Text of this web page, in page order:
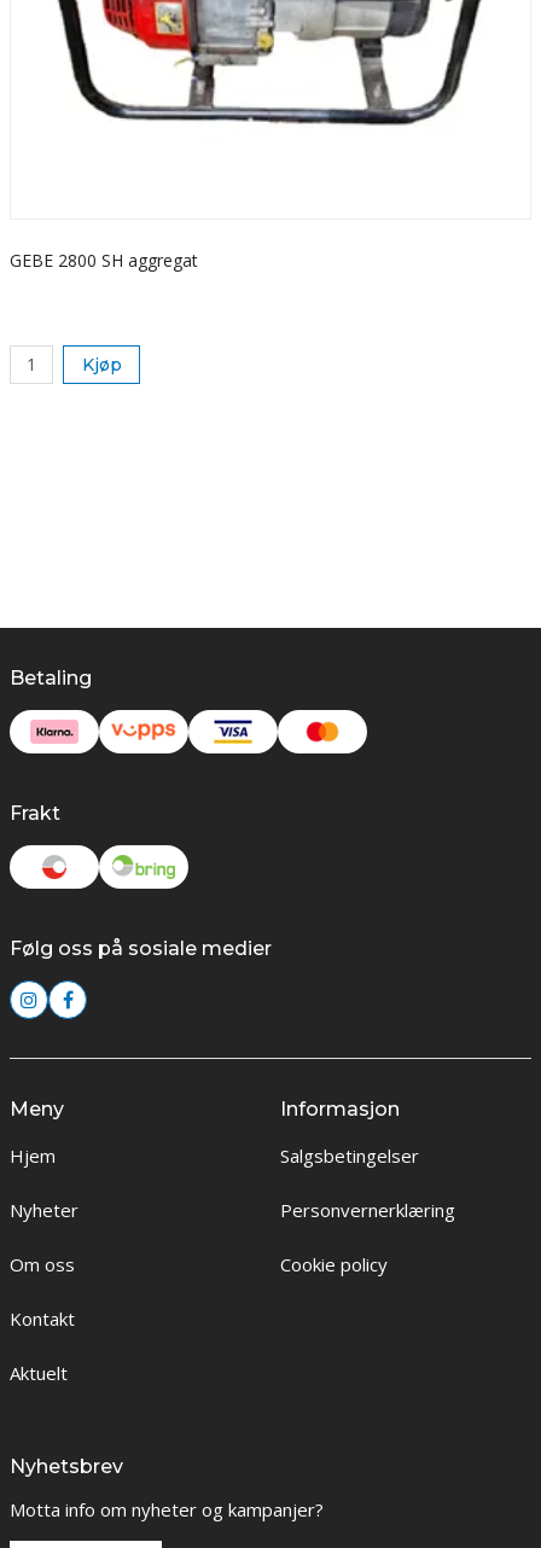
GEBE 2800 SH aggregat
Kjøp
Betaling
Frakt
Følg oss på sosiale medier
Meny
Hjem
Nyheter
Om oss
Kontakt
Aktuelt
Informasjon
Salgsbetingelser
Personvernerklæring
Cookie policy
Nyhetsbrev
Motta info om nyheter og kampanjer?